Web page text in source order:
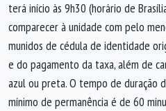
terá início às 9h30 (horário de
comparecer à unidade com pelo
munidos de cédula de identidade
e do pagamento da taxa, além de
azul ou preta. O tempo de duração
mínimo de permanência é de 60